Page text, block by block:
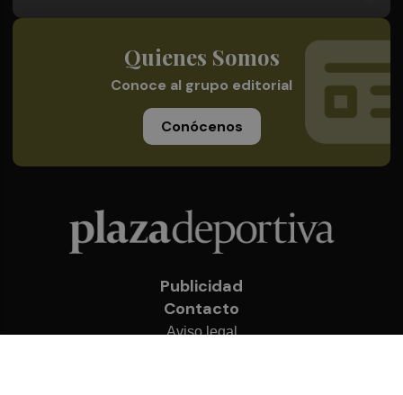
Quienes Somos
Conoce al grupo editorial
Conócenos
Publicidad
Contacto
Aviso legal